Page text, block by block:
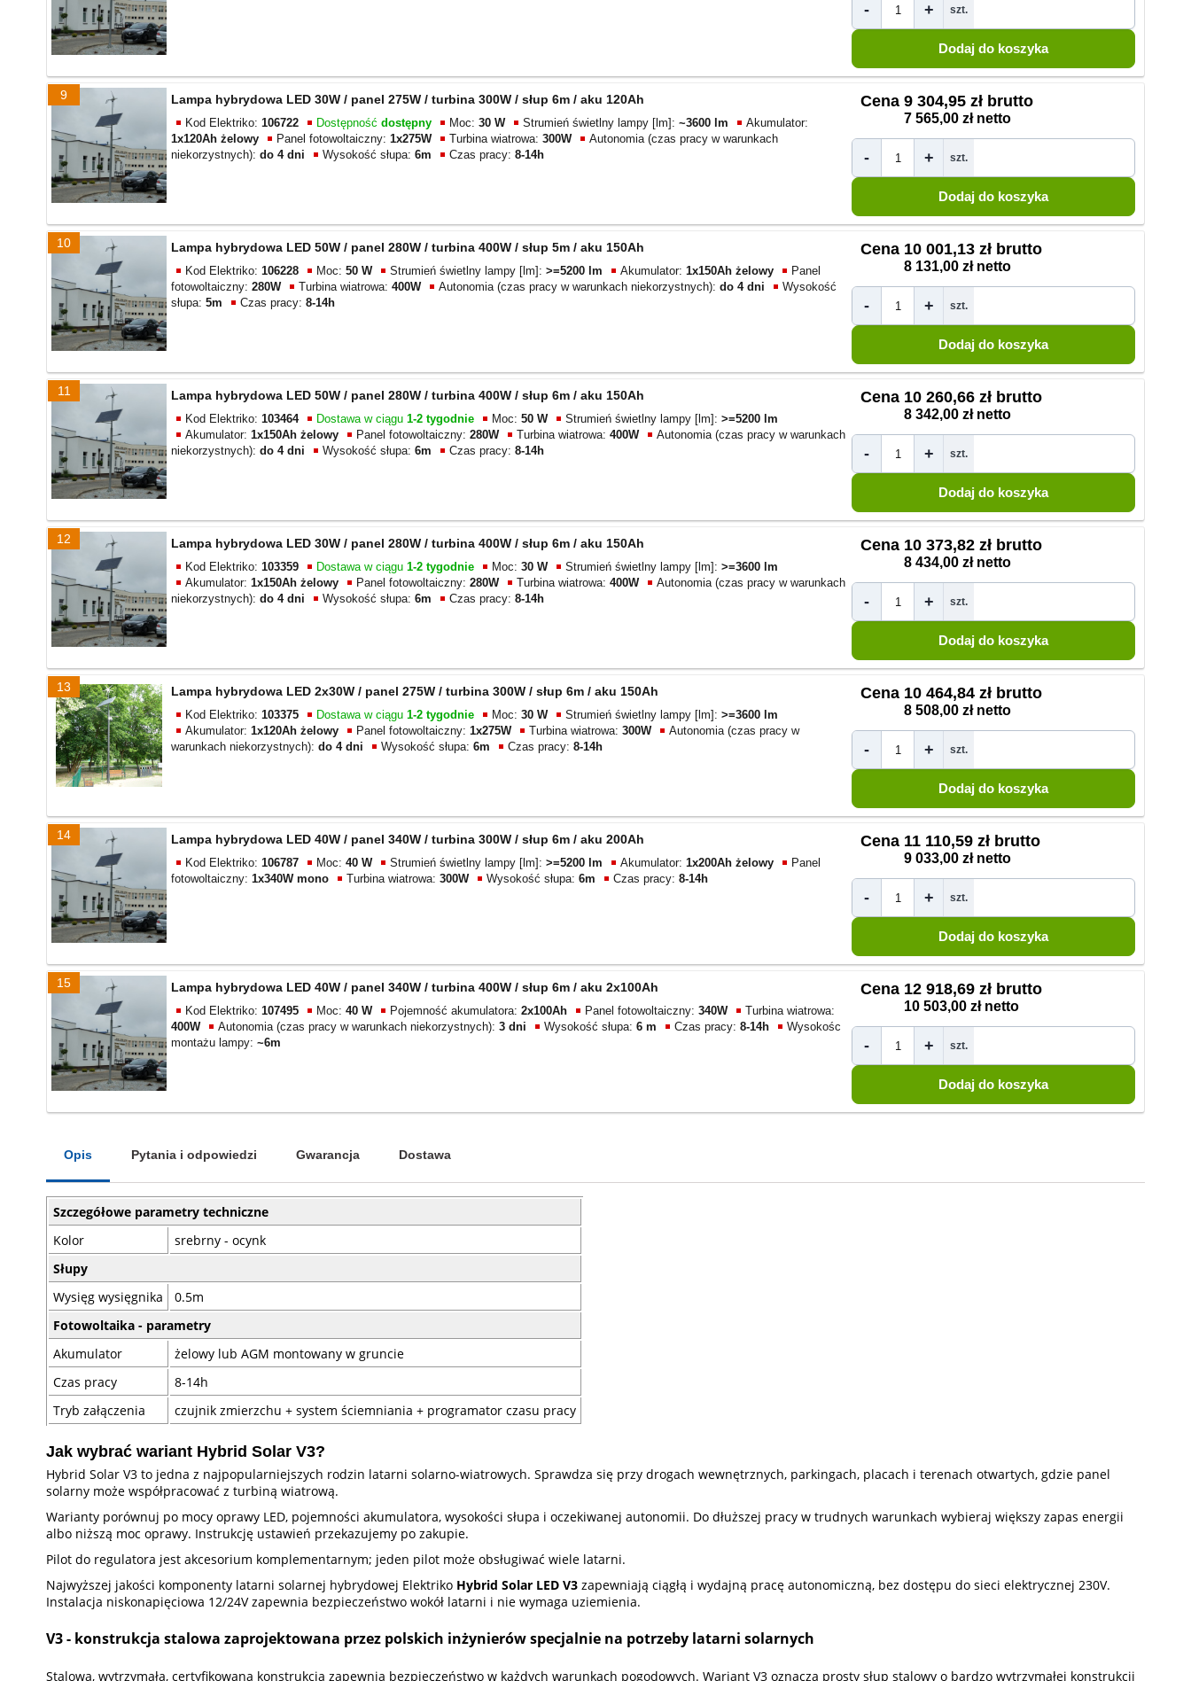
- + szt.
9 Lampa hybrydowa LED 30W / panel 275W / turbina 300W / słup 6m / aku 120Ah
Kod Elektriko: 106722 Dostępność dostępny Moc: 30 W Strumień świetlny lampy [lm]: ~3600 lm
Akumulator:
1x120Ah żelowy
Panel fotowoltaiczny: 1x275W Turbina wiatrowa: 300W
Autonomia (czas pracy w warunkach
niekorzystnych): do 4 dni Wysokość słupa: 6m Czas pracy: 8-14h
Cena 9 304,95 zł brutto
7 565,00 zł netto
- + szt.
10 Lampa hybrydowa LED 50W / panel 280W / turbina 400W / słup 5m / aku 150Ah
Kod Elektriko: 106228 Moc: 50 W Strumień świetlny lampy [lm]: >=5200 lm Akumulator: 1x150Ah żelowy
Panel
fotowoltaiczny: 280W Turbina wiatrowa: 400W Autonomia (czas pracy w warunkach niekorzystnych): do 4 dni
Wysokość
słupa: 5m Czas pracy: 8-14h
Cena 10 001,13 zł brutto
8 131,00 zł netto
- + szt.
11 Lampa hybrydowa LED 50W / panel 280W / turbina 400W / słup 6m / aku 150Ah
Kod Elektriko: 103464 Dostawa w ciągu 1-2 tygodnie Moc: 50 W Strumień świetlny lampy [lm]: >=5200 lm
Akumulator: 1x150Ah żelowy Panel fotowoltaiczny: 280W Turbina wiatrowa: 400W
Autonomia (czas pracy w warunkach
niekorzystnych): do 4 dni Wysokość słupa: 6m Czas pracy: 8-14h
Cena 10 260,66 zł brutto
8 342,00 zł netto
- + szt.
12 Lampa hybrydowa LED 30W / panel 280W / turbina 400W / słup 6m / aku 150Ah
Kod Elektriko: 103359 Dostawa w ciągu 1-2 tygodnie Moc: 30 W Strumień świetlny lampy [lm]: >=3600 lm
Akumulator: 1x150Ah żelowy Panel fotowoltaiczny: 280W Turbina wiatrowa: 400W
Autonomia (czas pracy w warunkach
niekorzystnych): do 4 dni Wysokość słupa: 6m Czas pracy: 8-14h
Cena 10 373,82 zł brutto
8 434,00 zł netto
- + szt.
13 Lampa hybrydowa LED 2x30W / panel 275W / turbina 300W / słup 6m / aku 150Ah
Kod Elektriko: 103375 Dostawa w ciągu 1-2 tygodnie Moc: 30 W Strumień świetlny lampy [lm]: >=3600 lm
Akumulator: 1x120Ah żelowy Panel fotowoltaiczny: 1x275W Turbina wiatrowa: 300W
Autonomia (czas pracy w
warunkach niekorzystnych): do 4 dni Wysokość słupa: 6m Czas pracy: 8-14h
Cena 10 464,84 zł brutto
8 508,00 zł netto
- + szt.
14 Lampa hybrydowa LED 40W / panel 340W / turbina 300W / słup 6m / aku 200Ah
Kod Elektriko: 106787 Moc: 40 W Strumień świetlny lampy [lm]: >=5200 lm Akumulator: 1x200Ah żelowy
Panel
fotowoltaiczny: 1x340W mono Turbina wiatrowa: 300W Wysokość słupa: 6m Czas pracy: 8-14h
Cena 11 110,59 zł brutto
9 033,00 zł netto
- + szt.
15 Lampa hybrydowa LED 40W / panel 340W / turbina 400W / słup 6m / aku 2x100Ah
Kod Elektriko: 107495 Moc: 40 W Pojemność akumulatora: 2x100Ah Panel fotowoltaiczny: 340W
Turbina wiatrowa:
400W
Autonomia (czas pracy w warunkach niekorzystnych): 3 dni Wysokość słupa: 6 m Czas pracy: 8-14h
Wysokośc
montażu lampy: ~6m
Cena 12 918,69 zł brutto
10 503,00 zł netto
- + szt.
Opis Pytania i odpowiedzi Gwarancja Dostawa
Szczegółowe parametry techniczne
Kolor
srebrny - ocynk
Słupy
Wysięg wysięgnika
0.5m
Fotowoltaika - parametry
Akumulator
żelowy lub AGM montowany w gruncie
Czas pracy
8-14h
Tryb załączenia
czujnik zmierzchu + system ściemniania + programator czasu pracy
Jak wybrać wariant Hybrid Solar V3?
Hybrid Solar V3 to jedna z najpopularniejszych rodzin latarni solarno-wiatrowych. Sprawdza się przy drogach wewnętrznych, parkingach, placach i terenach otwartych, gdzie panel
solarny może współpracować z turbiną wiatrową.
Warianty porównuj po mocy oprawy LED, pojemności akumulatora, wysokości słupa i oczekiwanej autonomii. Do dłuższej pracy w trudnych warunkach wybieraj większy zapas energii
albo niższą moc oprawy. Instrukcję ustawień przekazujemy po zakupie.
Pilot do regulatora jest akcesorium komplementarnym; jeden pilot może obsługiwać wiele latarni.
Najwyższej jakości komponenty latarni solarnej hybrydowej Elektriko Hybrid Solar LED V3 zapewniają ciągłą i wydajną pracę autonomiczną, bez dostępu do sieci elektrycznej 230V.
Instalacja niskonapięciowa 12/24V zapewnia bezpieczeństwo wokół latarni i nie wymaga uziemienia.
V3 - konstrukcja stalowa zaprojektowana przez polskich inżynierów specjalnie na potrzeby latarni solarnych
Stalowa, wytrzymała, certyfikowana konstrukcja zapewnia bezpieczeństwo w każdych warunkach pogodowych. Wariant V3 oznacza prosty słup stalowy o bardzo wytrzymałej konstrukcji